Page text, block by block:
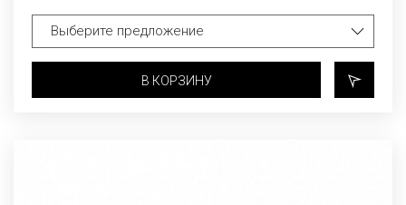
В КОРЗИНУ